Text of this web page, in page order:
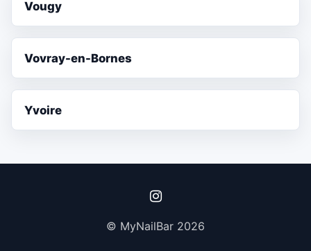
Vougy
Vovray-en-Bornes
Yvoire
© MyNailBar 2026